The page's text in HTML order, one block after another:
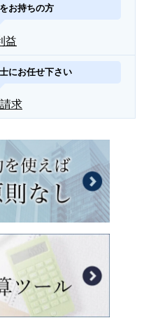
お持ちの方
益
にお任せ下さい
求